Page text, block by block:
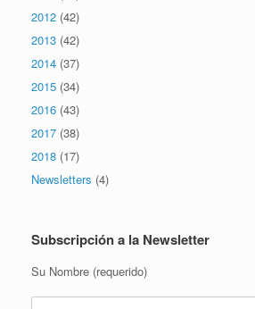
2012 (42)
2013 (42)
2014 (37)
2015 (34)
2016 (43)
2017 (38)
2018 (17)
Newsletters (4)
Subscripción a la Newsletter
Su Nombre (requerido)